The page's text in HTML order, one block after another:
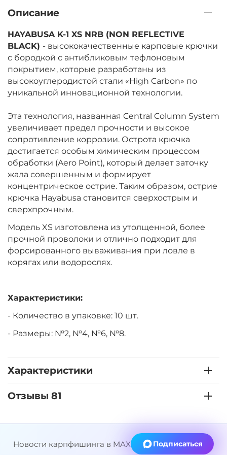
Описание
HAYABUSA K-1 XS NRB (NON REFLECTIVE
BLACK) - высококачественные карповые крючки
с бородкой с антибликовым тефлоновым
покрытием, которые разработаны из
высокоуглеродистой стали «High Carbon» по
уникальной инновационной технологии.
Эта технология, названная Central Column System
увеличивает предел прочности и высокое
сопротивление коррозии. Острота крючка
достигается особым химическим процессом
обработки (Aero Point), который делает заточку
жала совершенным и формирует
концентрическое острие. Таким образом, острие
крючка Hayabusa становится сверхострым и
сверхпрочным.
Модель XS изготовлена из утолщенной, более
прочной проволоки и отлично подходит для
форсированного вываживания при ловле в
корягах или водорослях.
Характеристики:
- Количество в упаковке: 10 шт.
- Размеры: №2, №4, №6, №8.
Характеристики
Отзывы 81
Новости карпфишинга в MAX Подписаться